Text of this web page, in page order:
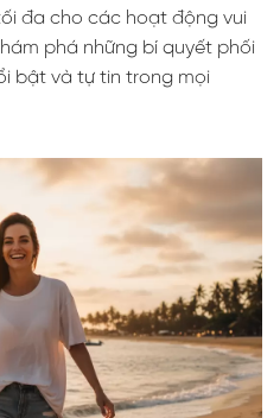
đa cho các hoạt động vui
phá những bí quyết phối
bật và tự tin trong mọi